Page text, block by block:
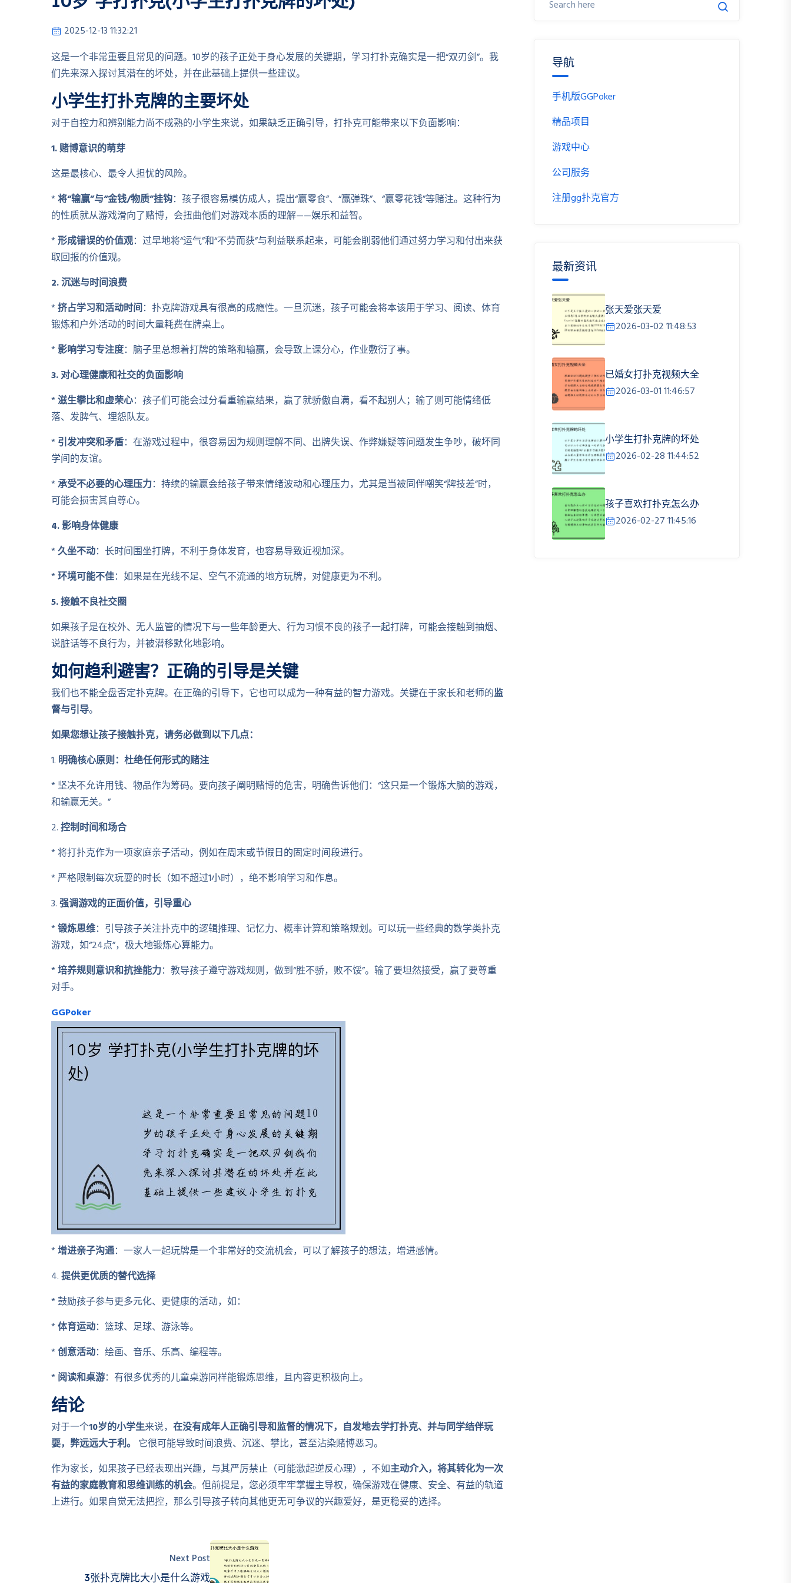
2025-12-13 11:32:21
这是一个非常重要且常见的问题。10岁的孩子正处于身心发展的关键期，学习打扑克确实是一把“双刃剑”。我
们先来深入探讨其潜在的坏处，并在此基础上提供一些建议。
小学生打扑克牌的主要坏处
对于自控力和辨别能力尚不成熟的小学生来说，如果缺乏正确引导，打扑克可能带来以下负面影响：
1. 赌博意识的萌芽
这是最核心、最令人担忧的风险。
*将“输赢”与“金钱/物质”挂钩：孩子很容易模仿成人，提出“赢零食”、“赢弹珠”、“赢零花钱”等赌注。这种行为
的性质就从游戏滑向了赌博，会扭曲他们对游戏本质的理解——娱乐和益智。
*形成错误的价值观：过早地将“运气”和“不劳而获”与利益联系起来，可能会削弱他们通过努力学习和付出来获
取回报的价值观。
2. 沉迷与时间浪费
*挤占学习和活动时间：扑克牌游戏具有很高的成瘾性。一旦沉迷，孩子可能会将本该用于学习、阅读、体育
锻炼和户外活动的时间大量耗费在牌桌上。
*影响学习专注度：脑子里总想着打牌的策略和输赢，会导致上课分心，作业敷衍了事。
3. 对心理健康和社交的负面影响
*滋生攀比和虚荣心：孩子们可能会过分看重输赢结果，赢了就骄傲自满，看不起别人；输了则可能情绪低
落、发脾气、埋怨队友。
*引发冲突和矛盾：在游戏过程中，很容易因为规则理解不同、出牌失误、作弊嫌疑等问题发生争吵，破坏同
学间的友谊。
*承受不必要的心理压力：持续的输赢会给孩子带来情绪波动和心理压力，尤其是当被同伴嘲笑“牌技差”时，
可能会损害其自尊心。
4. 影响身体健康
*久坐不动：长时间围坐打牌，不利于身体发育，也容易导致近视加深。
*环境可能不佳：如果是在光线不足、空气不流通的地方玩牌，对健康更为不利。
5. 接触不良社交圈
如果孩子是在校外、无人监管的情况下与一些年龄更大、行为习惯不良的孩子一起打牌，可能会接触到抽烟、
说脏话等不良行为，并被潜移默化地影响。
如何趋利避害？正确的引导是关键
我们也不能全盘否定扑克牌。在正确的引导下，它也可以成为一种有益的智力游戏。关键在于家长和老师的监
督与引导。
如果您想让孩子接触扑克，请务必做到以下几点：
1. 明确核心原则：杜绝任何形式的赌注
* 坚决不允许用钱、物品作为筹码。要向孩子阐明赌博的危害，明确告诉他们：“这只是一个锻炼大脑的游戏，
和输赢无关。”
2.控制时间和场合
* 将打扑克作为一项家庭亲子活动，例如在周末或节假日的固定时间段进行。
* 严格限制每次玩耍的时长（如不超过1小时），绝不影响学习和作息。
3.强调游戏的正面价值，引导重心
*锻炼思维：引导孩子关注扑克中的逻辑推理、记忆力、概率计算和策略规划。可以玩一些经典的数学类扑克
游戏，如“24点”，极大地锻炼心算能力。
*培养规则意识和抗挫能力：教导孩子遵守游戏规则，做到“胜不骄，败不馁”。输了要坦然接受，赢了要尊重
对手。
GGPoker
*增进亲子沟通：一家人一起玩牌是一个非常好的交流机会，可以了解孩子的想法，增进感情。
4.提供更优质的替代选择
* 鼓励孩子参与更多元化、更健康的活动，如：
*体育运动：篮球、足球、游泳等。
*创意活动：绘画、音乐、乐高、编程等。
*阅读和桌游：有很多优秀的儿童桌游同样能锻炼思维，且内容更积极向上。
结论
对于一个10岁的小学生来说， 在没有成年人正确引导和监督的情况下，自发地去学打扑克、并与同学结伴玩
耍，弊远远大于利。 它很可能导致时间浪费、沉迷、攀比，甚至沾染赌博恶习。
作为家长，如果孩子已经表现出兴趣，与其严厉禁止（可能激起逆反心理），不如主动介入，将其转化为一次
有益的家庭教育和思维训练的机会。但前提是，您必须牢牢掌握主导权，确保游戏在健康、安全、有益的轨道
上进行。如果自觉无法把控，那么引导孩子转向其他更无可争议的兴趣爱好，是更稳妥的选择。
Next Post
3张扑克牌比大小是什么游戏
导航
手机版GGPoker
精品项目
游戏中心
公司服务
注册gg扑克官方
最新资讯
张天爱张天爱
2026-03-02 11:48:53
已婚女打扑克视频大全
2026-03-01 11:46:57
小学生打扑克牌的坏处
2026-02-28 11:44:52
孩子喜欢打扑克怎么办
2026-02-27 11:45:16